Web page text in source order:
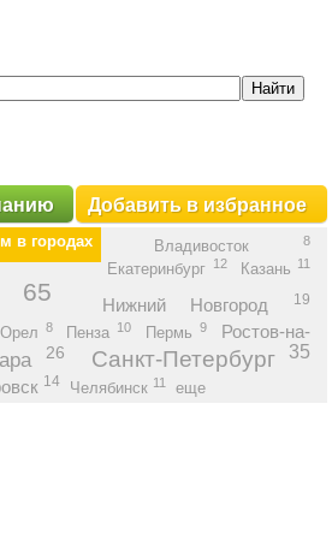
Добавить в избранное
в городах Владивосток 8
Екатеринбург 12 Казань 11
65
Нижний Новгород 19
Орел 8 Пенза 10 Пермь9
Ростов-на-
26 Санкт-Петербург 35
14 Челябинск 11 еще